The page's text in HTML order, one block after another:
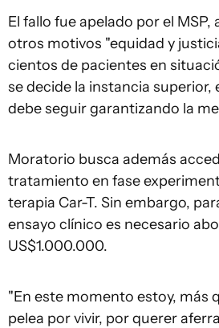
El fallo fue apelado por el
otros motivos "equidad y
cientos de pacientes en
se decide la instancia superior,
debe seguir garantizando la
Moratorio busca además
tratamiento en fase
terapia Car-T. Sin embargo,
ensayo clínico es necesario
US$1.000.000.
"En este momento estoy, más
pelea por vivir, por querer